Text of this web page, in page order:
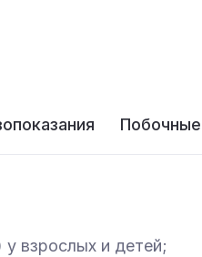
у взрослых и детей;